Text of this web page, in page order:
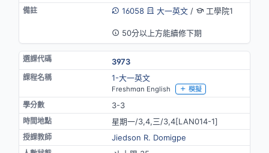
16058
大一英文/ 工學院1
50分以上方能續修下期
3973
1-大一英文
Freshman English 模擬
3-3
星期一/3,4,三/3,4[LAN014-1]
Jiedson R. Domigpe